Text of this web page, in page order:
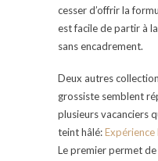
cesser d’offrir la
est facile de partir à
sans encadrement.
Deux autres
grossiste semblent
plusieurs vacanciers
teint hâlé:Expérience
Le premier permet